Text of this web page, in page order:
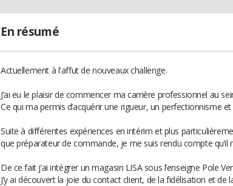
En résumé
Actuellement à l'affut de nouveaux challenge.
J’ai eu le plaisir de commencer ma carrière professionnel au
Ce qui ma permis d’acquérir une rigueur, un perfectionnisme
Suite à différentes expériences en intérim et plus
que préparateur de commande, je me suis rendu compte
De ce fait j’ai intégrer un magasin LISA sous l’enseigne Pole
J’y ai découvert la joie du contact client, de la fidélisation et de